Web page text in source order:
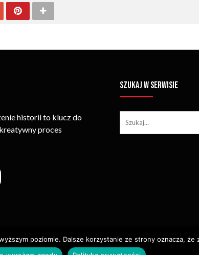
historii to klucz do
proces
SZUKAJ W SERWISIE
Materiałów Wideo) Bez Pisemnego Zezwolenia Zabronione.
poziomie. Dalsze korzystanie ze strony oznacza, że